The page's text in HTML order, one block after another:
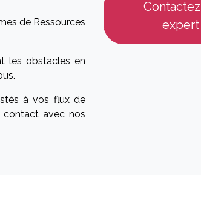
de Ressources
les obstacles en
à vos flux de
contact avec nos
expert